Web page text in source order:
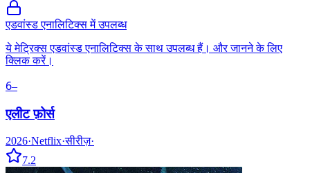
एडवांस्ड एनालिटिक्स में उपलब्ध
ये मेट्रिक्स एडवांस्ड एनालिटिक्स के साथ उपलब्ध हैं। और जानने के लिए
क्लिक करें।
6–
एलीट फ़ोर्स
2026·Netflix·सीरीज़·
7.2